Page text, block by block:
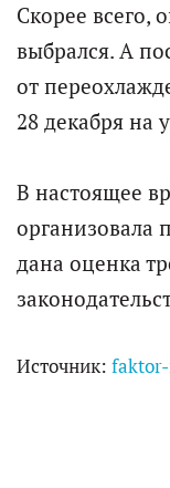
Скорее всего,
выбрался. А
от
28 декабря на
В настоящее
организовала
дана оценка
Источник: